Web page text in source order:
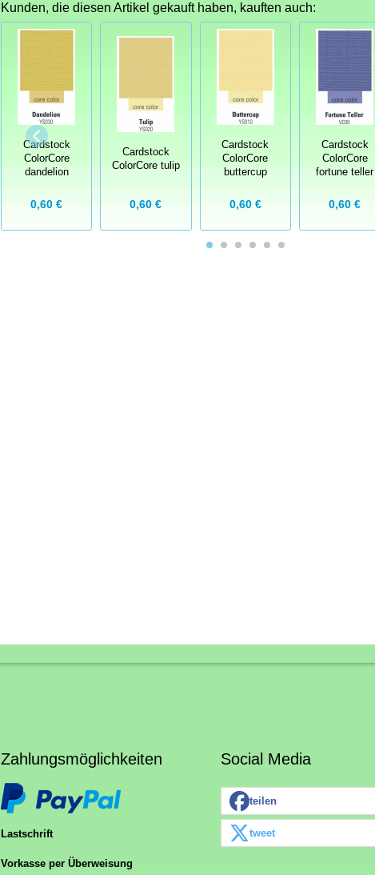
Kunden, die diesen Artikel gekauft haben, kauften auch:
Cardstock
ColorCore
dandelion
0,60 €
Cardstock
ColorCore tulip
0,60 €
Cardstock
ColorCore
buttercup
0,60 €
Cardstock
ColorCore
fortune teller
0,60 €
Zahlungsmöglichkeiten
Lastschrift
Vorkasse per Überweisung
Social Media
teilen
tweet